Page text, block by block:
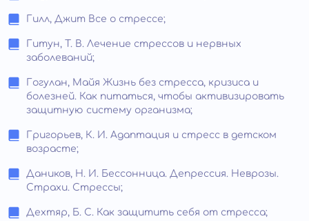
Гилл, Джит Все о стрессе;
Гитун, Т. В. Лечение стрессов и нервных
заболеваний;
Гогулан, Майя Жизнь без стресса, кризиса и
болезней. Как питаться, чтобы активизировать
защитную систему организма;
Григорьев, К. И. Адаптация и стресс в детском
возрасте;
Даников, Н. И. Бессонница. Депрессия. Неврозы.
Страхи. Стрессы;
Дехтяр, Б. С. Как защитить себя от стресса;